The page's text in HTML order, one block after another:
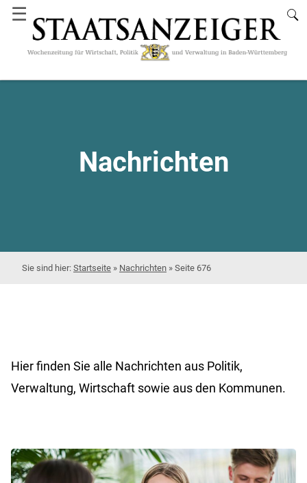
☰
Nachrichten
Startseite » Nachrichten » Seite 676
Hier finden Sie alle Nachrichten aus Politik,
Verwaltung, Wirtschaft sowie aus den Kommunen.